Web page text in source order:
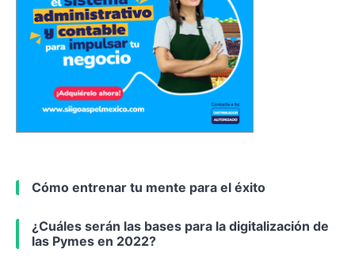
Cómo entrenar tu mente para el éxito
¿Cuáles serán las bases para la digitalización de
las Pymes en 2022?